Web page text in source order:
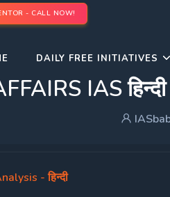
- CALL NOW!
DAILY FREE INITIATIVES
IAS
- हिन्दी